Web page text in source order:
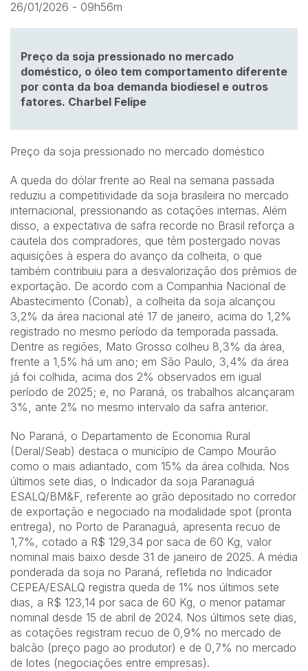
26/01/2026 - 09h56m
Preço da soja pressionado no mercado
doméstico, o óleo tem comportamento diferente
por conta da boa demanda biodiesel e outros
fatores. Charbel Felipe
Preço da soja pressionado no mercado doméstico
A queda do dólar frente ao Real na semana passada
reduziu a competitividade da soja brasileira no mercado
internacional, pressionando as cotações internas. Além
disso, a expectativa de safra recorde no Brasil reforça a
cautela dos compradores, que têm postergado novas
aquisições à espera do avanço da colheita, o que
também contribuiu para a desvalorização dos prêmios de
exportação. De acordo com a Companhia Nacional de
Abastecimento (Conab), a colheita da soja alcançou
3,2% da área nacional até 17 de janeiro, acima do 1,2%
registrado no mesmo período da temporada passada.
Dentre as regiões, Mato Grosso colheu 8,3% da área,
frente a 1,5% há um ano; em São Paulo, 3,4% da área
já foi colhida, acima dos 2% observados em igual
período de 2025; e, no Paraná, os trabalhos alcançaram
3%, ante 2% no mesmo intervalo da safra anterior.
No Paraná, o Departamento de Economia Rural
(Deral/Seab) destaca o município de Campo Mourão
como o mais adiantado, com 15% da área colhida. Nos
últimos sete dias, o Indicador da soja Paranaguá
ESALQ/BM&F, referente ao grão depositado no corredor
de exportação e negociado na modalidade spot (pronta
entrega), no Porto de Paranaguá, apresenta recuo de
1,7%, cotado a R$ 129,34 por saca de 60 Kg, valor
nominal mais baixo desde 31 de janeiro de 2025. A média
ponderada da soja no Paraná, refletida no Indicador
CEPEA/ESALQ registra queda de 1% nos últimos sete
dias, a R$ 123,14 por saca de 60 Kg, o menor patamar
nominal desde 15 de abril de 2024. Nos últimos sete dias,
as cotações registram recuo de 0,9% no mercado de
balcão (preço pago ao produtor) e de 0,7% no mercado
de lotes (negociações entre empresas).